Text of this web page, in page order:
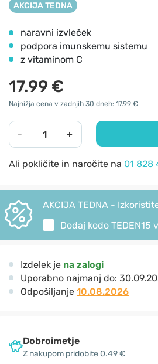
AKCIJA TEDNA
naravni izvleček
​podpora imunskemu sistemu
z vitaminom C
17.99 €
Najnižja cena v zadnjih 30 dneh: 17.99 €
- +
Ali pokličite in naročite na 01 828
AKCIJA TEDNA -
Dodaj kodo TEDEN15
Izdelek je na zalogi
Uporabno najmanj do:
Odpošiljanje 10.08.2026
Dobroimetje
Z nakupom pridobite 0.49 €